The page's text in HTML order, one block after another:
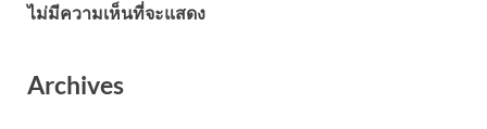
ไม่มีความเห็นที่จะแสดง
Archives